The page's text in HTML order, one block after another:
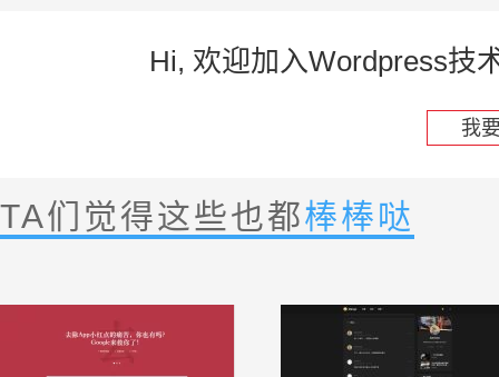
Hi, 欢迎加入Wordpress技
我
TA们觉得这些也都棒棒哒